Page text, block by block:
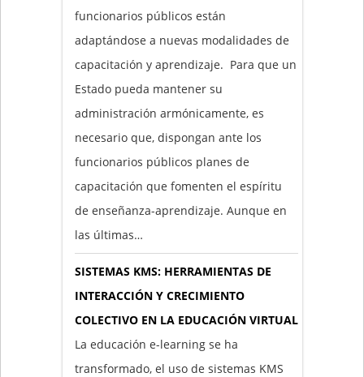
funcionarios públicos están
adaptándose a nuevas modalidades de
capacitación y aprendizaje. Para que un
Estado pueda mantener su
administración armónicamente, es
necesario que, dispongan ante los
funcionarios públicos planes de
capacitación que fomenten el espíritu
de enseñanza-aprendizaje. Aunque en
las últimas…
SISTEMAS KMS: HERRAMIENTAS DE
INTERACCIÓN Y CRECIMIENTO
COLECTIVO EN LA EDUCACIÓN VIRTUAL
La educación e-learning se ha
transformado, el uso de sistemas KMS